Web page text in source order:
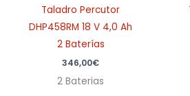
Taladro Percutor
DHP458RM 18 V 4,0 Ah
2 Baterías
346,00€
2 Baterias